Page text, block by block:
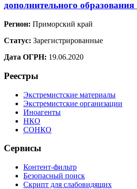
дополнительного
Регион: Приморский край
Статус: Зарегистрированные
Дата ОГРН: 19.06.2020
Реестры
Экстремистские материалы
Экстремистские организации
Иноагенты
НКО
СОНКО
Сервисы
Контент-фильтр
Безопасный поиск
Скрипт для слабовидящих